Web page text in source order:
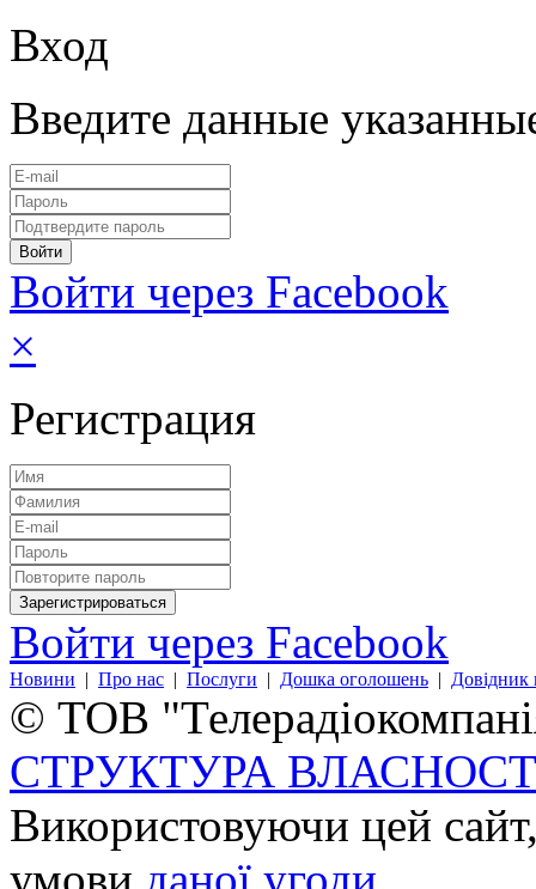
Вход
Введите данные
Войти через Facebook
×
Регистрация
Войти через Facebook
Новини | Про нас | Послуги | Дошка оголошень | Довідник
© ТОВ
СТРУКТУРА
Використовуючи цей